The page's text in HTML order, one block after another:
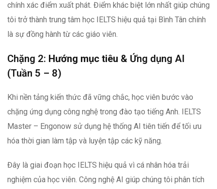
chính xác điểm xuất phát. Điểm khác biệt lớn nhất giúp chúng
tôi trở thành trung tâm học IELTS hiệu quả tại Bình Tân chính
là sự đồng hành từ các giáo viên.
Chặng 2: Hướng mục tiêu & Ứng dụng AI
(Tuần 5 – 8)
Khi nền tảng kiến thức đã vững chắc, học viên bước vào
chặng ứng dụng công nghệ trong đào tạo tiếng Anh. IELTS
Master – Engonow sử dụng hệ thống AI tiên tiến để tối ưu
hóa thời gian làm tập và luyện tập các kỹ năng.
Đây là giai đoạn học IELTS hiệu quả vì cá nhân hóa trải
nghiệm của học viên. Công nghệ AI giúp chúng tôi phân tích